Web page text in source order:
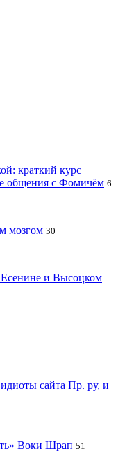
краткий курс
общения с Фомичём 6
мозгом 30
и Высоцком
сайта Пр. ру, и
Воки Шрап 51